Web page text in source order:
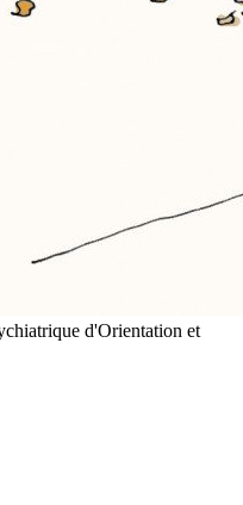
d'Orientation et